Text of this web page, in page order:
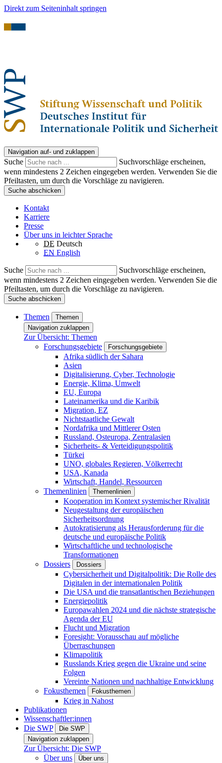
Direkt zum Seiteninhalt springen
Navigation auf- und zuklappen
Suche
Suchvorschläge erscheinen,
wenn mindestens 2 Zeichen eingegeben werden. Verwenden Sie die
Pfeiltasten, um durch die Vorschläge zu navigieren.
Suche abschicken
Kontakt
Karriere
Presse
Über uns in leichter Sprache
DE Deutsch
EN English
Suche
Suchvorschläge erscheinen,
wenn mindestens 2 Zeichen eingegeben werden. Verwenden Sie die
Pfeiltasten, um durch die Vorschläge zu navigieren.
Suche abschicken
Themen
Themen
Navigation zuklappen
Zur Übersicht: Themen
Forschungsgebiete
Forschungsgebiete
Afrika südlich der Sahara
Asien
Digitalisierung, Cyber, Technologie
Energie, Klima, Umwelt
EU, Europa
Lateinamerika und die Karibik
Migration, EZ
Nichtstaatliche Gewalt
Nordafrika und Mittlerer Osten
Russland, Osteuropa, Zentralasien
Sicherheits- & Verteidigungspolitik
Türkei
UNO, globales Regieren, Völkerrecht
USA, Kanada
Wirtschaft, Handel, Ressourcen
Themenlinien
Themenlinien
Kooperation im Kontext systemischer Rivalität
Neugestaltung der europäischen
Sicherheitsordnung
Autokratisierung als Herausforderung für die
deutsche und europäische Politik
Wirtschaftliche und technologische
Transformationen
Dossiers
Dossiers
Cybersicherheit und Digitalpolitik: Die Rolle des
Digitalen in der internationalen Politik
Die USA und die transatlantischen Beziehungen
Energiepolitik
Europawahlen 2024 und die nächste strategische
Agenda der EU
Flucht und Migration
Foresight: Vorausschau auf mögliche
Überraschungen
Klimapolitik
Russlands Krieg gegen die Ukraine und seine
Folgen
Vereinte Nationen und nachhaltige Entwicklung
Fokusthemen
Fokusthemen
Krieg in Nahost
Publikationen
Wissenschaftler:innen
Die SWP
Die SWP
Navigation zuklappen
Zur Übersicht: Die SWP
Über uns
Über uns